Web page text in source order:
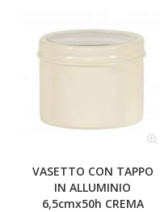
VASETTO CON TAPPO
IN ALLUMINIO
6,5cmx50h CREMA